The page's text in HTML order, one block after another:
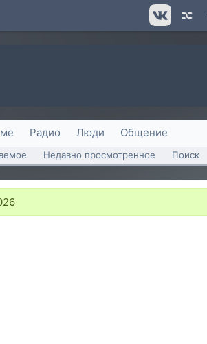
Радио Люди Общение
Недавно просмотренное Поиск